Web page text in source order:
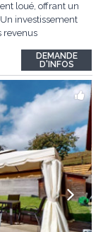
loué, offrant un
investissement
revenus
DEMANDE
D'INFOS